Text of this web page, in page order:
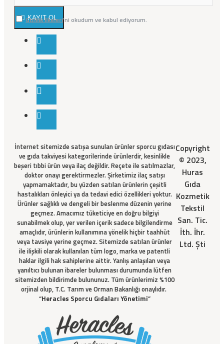
KAYIT OL
Gizlilik İlkeleri'ni okudum ve kabul ediyorum.
İnternet sitemizde satışa sunulan ürünler sporcu gıdası
ve gıda takviyesi kategorilerinde ürünlerdir, kesinlikle
beşeri tıbbi ürün veya ilaç değildir. Reçete ile satılmazlar,
doktor onayı gerektirmezler. Şirketimiz ilaç satışı
yapmamaktadır, bu yüzden satılan ürünlerin çeşitli
hastalıkları önleyici ya da tedavi edici özellikleri yoktur.
Ürünler sağlıklı ve dengeli bir beslenme düzenin yerine
geçmez. Amacımız tüketiciye en doğru bilgiyi
sunabilmek olup, yer verilen içerik sadece bilgilendirme
amaçlıdır, ürünlerin kullanımına yönelik hiçbir taahhüt
veya tavsiye yerine geçmez. Sitemizde satılan ürünler
ile ilişkili olarak kullanılan tüm logo, marka ve patentli
haklar ilgili hak sahiplerine aittir. Yanlış anlaşılan veya
yanıltıcı bulunan ibareler bulunması durumunda lütfen
sitemizden bildirimde bulununuz. Tüm ürünlerimiz %100
orjinal olup, T.C. Tarım ve Orman Bakanlığı onaylıdır.
“Heracles Sporcu Gıdaları Yönetimi”
Copyright
© 2023,
Huras
Gıda
Kozmetik
Tekstil
San. Tic.
İth. İhr.
Ltd. Şti